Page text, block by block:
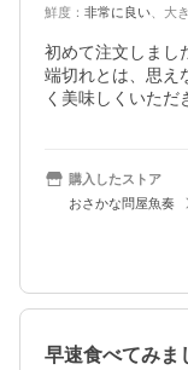
鮮度 ： 非常に良い 大
初めて注文しまし
端切れとは、思え
く美味しくいただ
購入したストア
おさかな問屋魚奏
早速食べてみま